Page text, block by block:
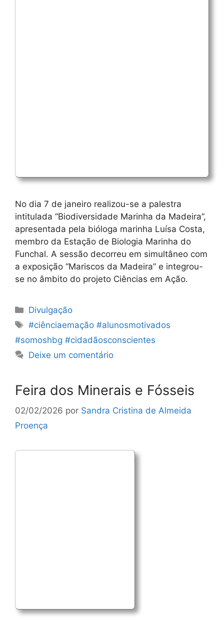
No dia 7 de janeiro realizou-se a palestra
intitulada “Biodiversidade Marinha da Madeira”,
apresentada pela bióloga marinha Luísa Costa,
membro da Estação de Biologia Marinha do
Funchal. A sessão decorreu em simultâneo com
a exposição “Mariscos da Madeira” e integrou-
se no âmbito do projeto Ciências em Ação.
Categorias
Divulgação
Etiquetas
#ciênciaemação #alunosmotivados
#somoshbg #cidadãosconscientes
Deixe um comentário
Feira dos Minerais e Fósseis
02/02/2026 por Sandra Cristina de Almeida
Proença